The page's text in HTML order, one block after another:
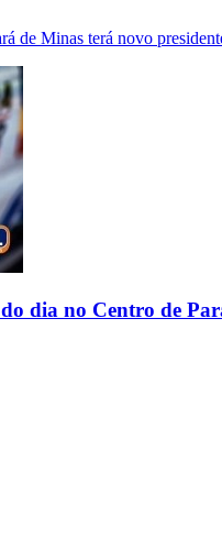
de Minas terá novo
dia no Centro de